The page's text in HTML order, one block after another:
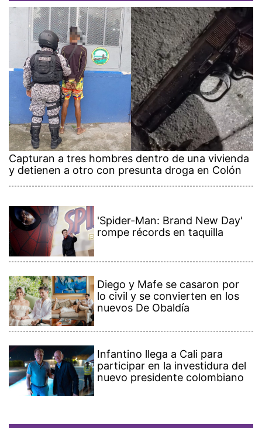
Capturan a tres hombres dentro de una vivienda
y detienen a otro con presunta droga en Colón
'Spider-Man: Brand New Day'
rompe récords en taquilla
Diego y Mafe se casaron por
lo civil y se convierten en los
nuevos De Obaldía
Infantino llega a Cali para
participar en la investidura del
nuevo presidente colombiano